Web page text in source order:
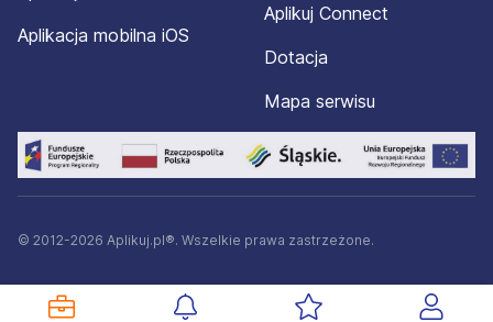
Aplikacja mobilna iOS
Aplikuj Connect
Dotacja
Mapa serwisu
© 2012-2026 Aplikuj.pl®. Wszelkie prawa zastrzeżone.